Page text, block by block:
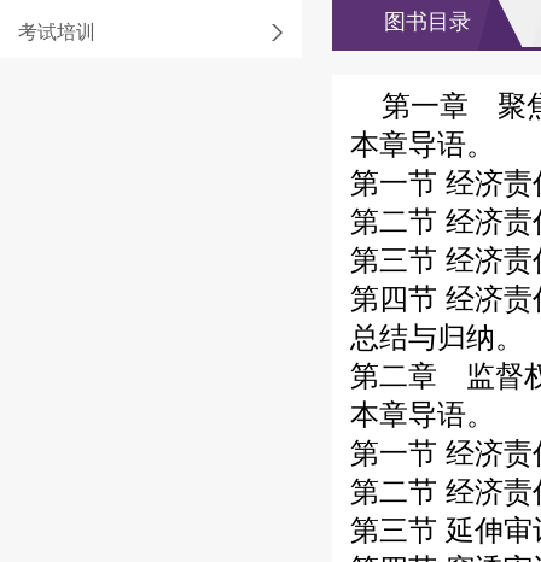
考试培训 图书目录
第一章 聚
本章导语。
第一节 经济
第二节 经济
第三节 经济
第四节 经济
总结与归纳。
第二章 监督
本章导语。
第一节 经济
第二节 经济
第三节 延伸